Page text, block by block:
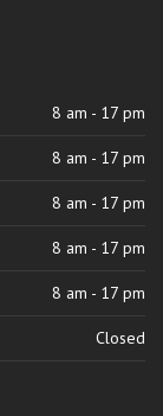
8 am - 17 pm
8 am - 17 pm
8 am - 17 pm
8 am - 17 pm
8 am - 17 pm
Closed